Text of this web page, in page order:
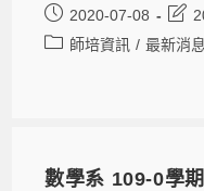
2020-07-08
師培資訊 / 最新消息
數學系 109-0學